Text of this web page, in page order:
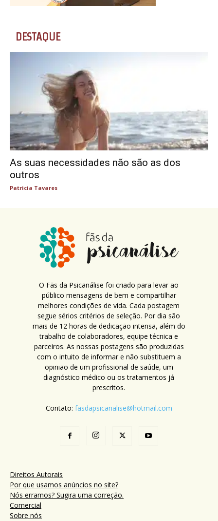
DESTAQUE
As suas necessidades não são as dos
outros
Patricia Tavares
O Fãs da Psicanálise foi criado para levar ao
público mensagens de bem e compartilhar
melhores condições de vida. Cada postagem
segue sérios critérios de seleção. Por dia são
mais de 12 horas de dedicação intensa, além do
trabalho de colaboradores, equipe técnica e
parceiros. As nossas postagens são produzidas
com o intuito de informar e não substituem a
opinião de um profissional de saúde, um
diagnóstico médico ou os tratamentos já
prescritos.
Contato: fasdapsicanalise@hotmail.com
Direitos Autorais
Por que usamos anúncios no site?
Nós erramos? Sugira uma correção.
Comercial
Sobre nós